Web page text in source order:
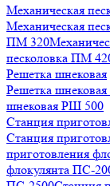
Механическая
Механическая
ПM 320
песколовка ПM
Решетка шнековая
Решетка
шнековая РШ 500
Станция
Станция
приготовления
флокулянта ПС-